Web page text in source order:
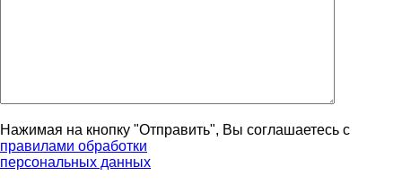
Нажимая на кнопку "Отправить", Вы соглашаетесь с
правилами обработки
персональных данных